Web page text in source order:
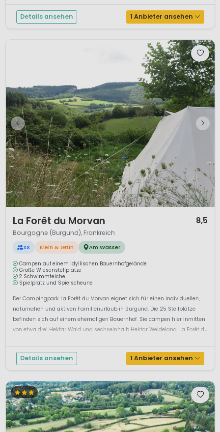
Details ansehen 1 Anbieter ansehen
La Forêt du Morvan 8,5
Bourgogne (Burgund), Frankreich
XS Klein & Grün Am Wasser
Campen auf einem idyllischen Bauernhofgelände
Große Wiesenstellplätze
2 Schwimmteiche
Spielplatz und Spielscheune
Der Campingpark La Forêt du Morvan eignet sich für einen individuellen,
naturnahen und aktiven Familienurlaub in Burgund. Die 25 Stellplätze
befinden sich auf einem ehemaligen Bauernhof. Sie campen hier inmitten
von etwa drei Hektar Wald und sechseinhalb Hektar Weideland. La Forêt du
Details ansehen 1 Anbieter ansehen